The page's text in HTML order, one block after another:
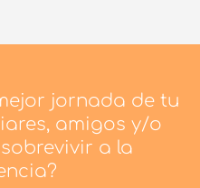
jornada de tu
amigos y/o
a la